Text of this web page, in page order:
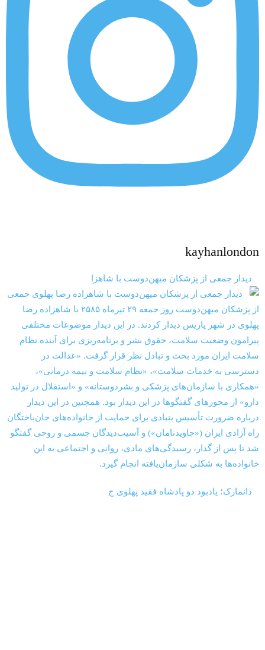
kayhanlondon
‏‏‏ ‏‏ ‏ دیدار جمعی از پزشکان میهن‌‎دوست با شاهزا
‏‏‏ ‏‏ ‏ دانمارک؛ یادبود دو پادشاه فقید پهلوی ج